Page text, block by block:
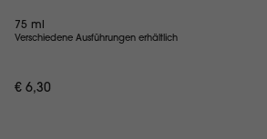
75 ml
Verschiedene Ausführungen erhältlich
€ 6,30